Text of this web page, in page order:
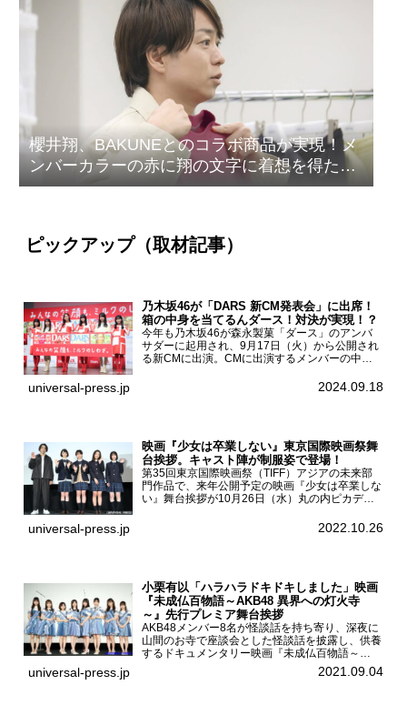
櫻井翔、BAKUNEとのコラボ商品が実現！メ
ンバーカラーの赤に翔の文字に着想を得たデ
ザイン
ピックアップ（取材記事）
乃木坂46が「DARS 新CM発表会」に出席！
箱の中身を当てるんダース！対決が実現！？
今年も乃木坂46が森永製菓「ダース」のアンバ
サダーに起用され、9月17日（火）から公開され
る新CMに出演。CMに出演するメンバーの中か
一ノ瀬美空、菅原咲月が都内にて開催された
universal-press.jp 2024.09.18
映画『少女は卒業しない』東京国際映画祭舞
台挨拶。キャスト陣が制服姿で登場！
第35回東京国際映画祭（TIFF）アジアの未来部
門作品で、来年公開予定の映画『少女は卒業しな
い』舞台挨拶が10月26日（水）丸の内ピカデリ
宮山莉渚、中井友望、監督の中川駿が登壇。映画
universal-press.jp 2022.10.26
小栗有以「ハラハラドキドキしました」映画
『未成仏百物語～AKB48 異界への灯火寺
～』先行プレミア舞台挨拶
AKB48メンバー8名が怪談話を持ち寄り、深夜に
山間のお寺で座談会とした怪談話を披露し、供養
するドキュメンタリー映画『未成仏百物語～
AKB48異界への灯火寺～』の先行プレミア舞台
挨拶が東京・ユナイテッド・シネマ豊洲で開催さ
universal-press.jp 2021.09.04